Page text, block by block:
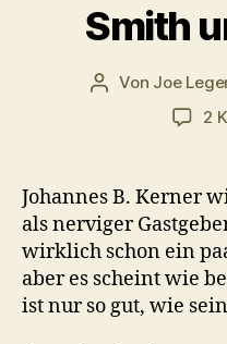
Smith
Beitragsautor
Von Joe
2
Johannes B. Kerner
als nerviger
wirklich schon ein
aber es scheint wie
ist nur so gut, wie